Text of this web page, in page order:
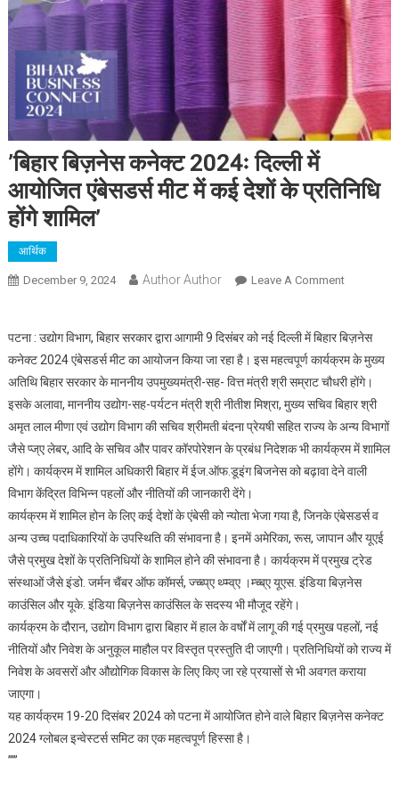
’बिहार बिज़नेस कनेक्ट 2024ः दिल्ली में
आयोजित एंबेसडर्स मीट में कई देशों के प्रतिनिधि
होंगे शामिल’
आर्थिक
December 9, 2024 Author Author Leave A CommentOn
कनेक्ट
2024ः
दिल्ली
में
आयोजित
एंबेसडर्स
मीट
के
प्रतिनिधि
होंगे
पटना : उद्योग विभाग, बिहार सरकार द्वारा आगामी 9 दिसंबर को नई दिल्ली में बिहार बिज़नेस
कनेक्ट 2024 एंबेसडर्स मीट का आयोजन किया जा रहा है। इस महत्वपूर्ण कार्यक्रम के मुख्य
अतिथि बिहार सरकार के माननीय उपमुख्यमंत्री-सह- वित्त मंत्री श्री सम्राट चौधरी होंगे।
इसके अलावा, माननीय उद्योग-सह-पर्यटन मंत्री श्री नीतीश मिश्रा, मुख्य सचिव बिहार श्री
अमृत लाल मीणा एवं उद्योग विभाग की सचिव श्रीमती बंदना प्रेयषी सहित राज्य के अन्य विभागों
जैसे प्ज्ए लेबर, आदि के सचिव और पावर कॉरपोरेशन के प्रबंध निदेशक भी कार्यक्रम में शामिल
होंगे। कार्यक्रम में शामिल अधिकारी बिहार में ईज.ऑफ.डूइंग बिजनेस को बढ़ावा देने वाली
विभाग केंद्रित विभिन्न पहलों और नीतियों की जानकारी देंगे।
कार्यक्रम में शामिल होन के लिए कई देशों के एंबेसी को न्योता भेजा गया है, जिनके एंबेसडर्स व
अन्य उच्च पदाधिकारियों के उपस्थिति की संभावना है। इनमें अमेरिका, रूस, जापान और यूएई
जैसे प्रमुख देशों के प्रतिनिधियों के शामिल होने की संभावना है। कार्यक्रम में प्रमुख ट्रेड
संस्थाओं जैसे इंडो. जर्मन चैंबर ऑफ कॉमर्स, ज्च्ब्प्ए थ्प्म्व्ए ।म्च्ब्ए यूएस. इंडिया बिज़नेस
काउंसिल और यूके. इंडिया बिज़नेस काउंसिल के सदस्य भी मौजूद रहेंगे।
कार्यक्रम के दौरान, उद्योग विभाग द्वारा बिहार में हाल के वर्षों में लागू की गई प्रमुख पहलों, नई
नीतियों और निवेश के अनुकूल माहौल पर विस्तृत प्रस्तुति दी जाएगी। प्रतिनिधियों को राज्य में
निवेश के अवसरों और औद्योगिक विकास के लिए किए जा रहे प्रयासों से भी अवगत कराया
जाएगा।
यह कार्यक्रम 19-20 दिसंबर 2024 को पटना में आयोजित होने वाले बिहार बिज़नेस कनेक्ट
2024 ग्लोबल इन्वेस्टर्स समिट का एक महत्वपूर्ण हिस्सा है।
’’’’’